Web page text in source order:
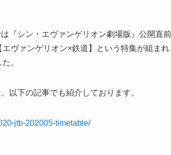
『シン・エヴァンゲリオン劇場版』公開直
ヴァンゲリオン×鉄道】という特集が組ま
。
以下の記事でも紹介しております。
jtb-202005-timetable/